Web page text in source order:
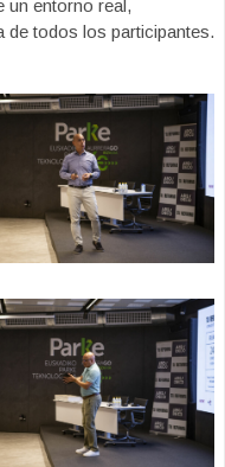
un entorno real,
de todos los participantes.